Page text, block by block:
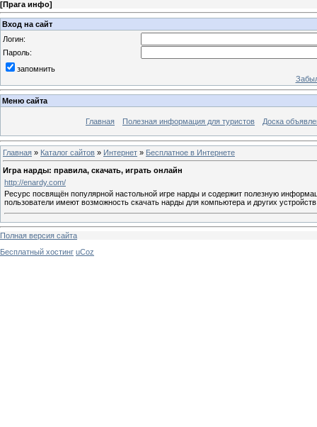
[Прага инфо]
Вход на сайт
Логин:
Пароль:
запомнить
Меню сайта
Главная Полезная информация для туристов Доска
Главная » Каталог сайтов » Интернет » Бесплатное в Интернете
Игра нарды: правила, скачать, играть онлайн
http://enardy.com/
Ресурс посвящён популярной настольной игре нарды и содержит полезную
пользователи имеют возможность скачать нарды для компьютера и других
Полная версия сайта
Бесплатный хостинг uCoz